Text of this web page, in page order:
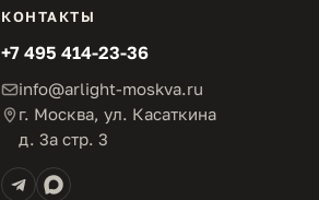
КОНТАКТЫ
+7 495 414-23-36
info@arlight-moskva.ru
г. Москва, ул. Касаткина
д. 3а стр. 3